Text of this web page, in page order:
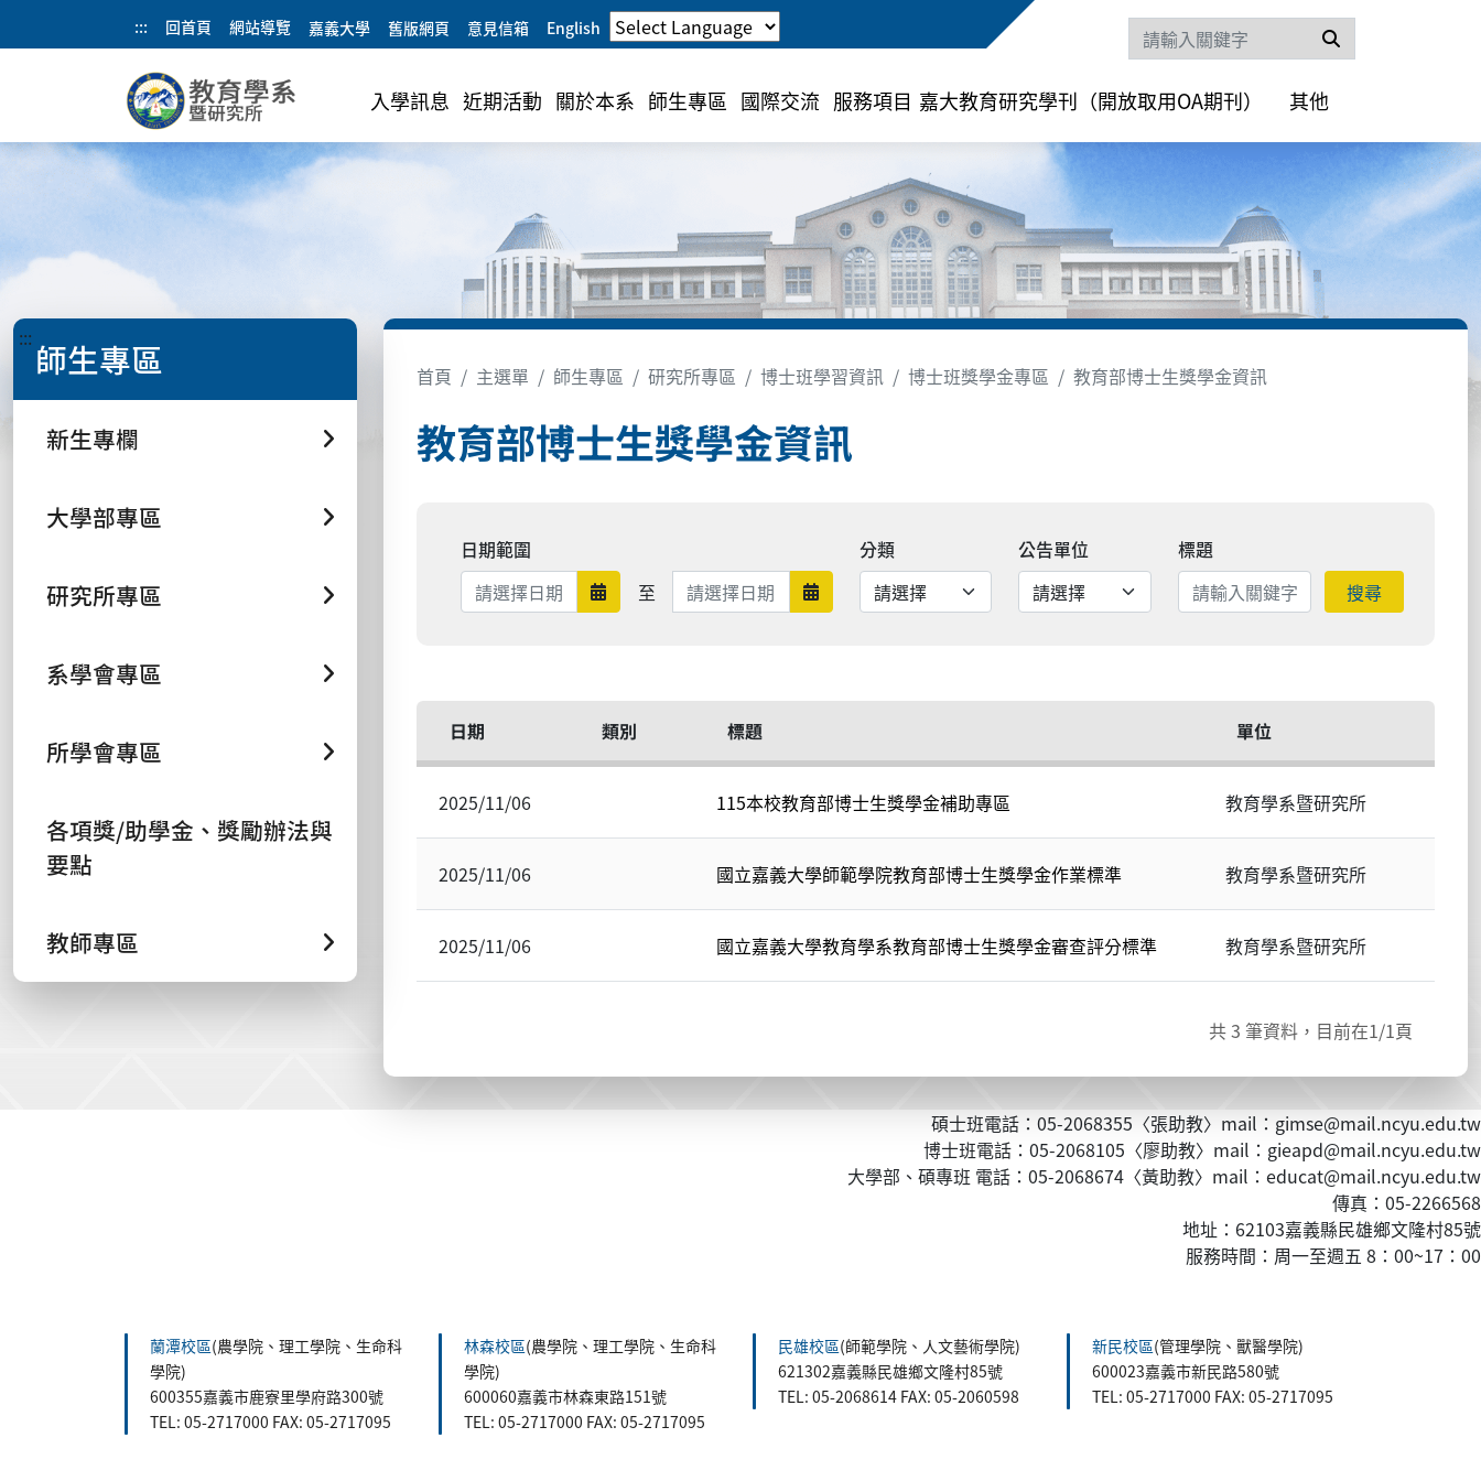
::: 回首頁 網站導覽 嘉義大學 舊版網頁 意見信箱 English
入學訊息 近期活動 關於本系 師生專區 國際交流 服務項目 嘉大教育研究學刊（開放取用OA期刊） 其他
::: 師生專區
新生專欄
大學部專區
研究所專區
系學會專區
所學會專區
各項獎/助學金、獎勵辦法與
要點
教師專區
首頁 主選單 師生專區 研究所專區 博士班學習資訊 博士班獎學金專區 教育部博士生獎學金資訊
教育部博士生獎學金資訊
日期範圍
日期範圍開始
至 日期範圍結束 日期範圍結束
分類 公告單位
標題
搜尋
日期 類別 標題 單位
2025/11/06 115本校教育部博士生獎學金補助專區 教育學系暨研究所
2025/11/06 國立嘉義大學師範學院教育部博士生獎學金作業標準 教育學系暨研究所
2025/11/06 國立嘉義大學教育學系教育部博士生獎學金審查評分標準 教育學系暨研究所
共3 筆資料，目前在1/1頁
碩士班電話：05-2068355〈張助教〉mail：gimse@mail.ncyu.edu.tw
博士班電話：05-2068105〈廖助教〉mail：gieapd@mail.ncyu.edu.tw
大學部、碩專班 電話：05-2068674〈黃助教〉mail：educat@mail.ncyu.edu.tw
傳真：05-2266568
地址：62103嘉義縣民雄鄉文隆村85號
服務時間：周一至週五 8：00~17：00
蘭潭校區(農學院、理工學院、生命科
學院)
600355嘉義市鹿寮里學府路300號
TEL: 05-2717000 FAX: 05-2717095
林森校區(農學院、理工學院、生命科
學院)
600060嘉義市林森東路151號
TEL: 05-2717000 FAX: 05-2717095
民雄校區(師範學院、人文藝術學院)
621302嘉義縣民雄鄉文隆村85號
TEL: 05-2068614 FAX: 05-2060598
新民校區(管理學院、獸醫學院)
600023嘉義市新民路580號
TEL: 05-2717000 FAX: 05-2717095